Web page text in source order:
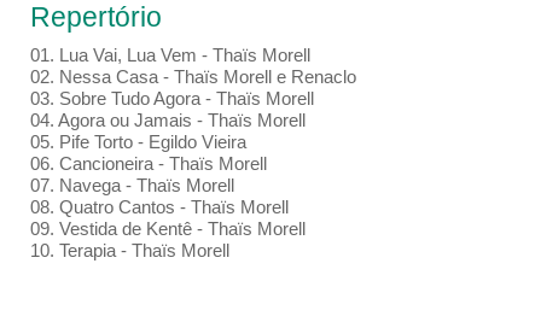
Repertório
01. Lua Vai, Lua Vem - Thaïs Morell
02. Nessa Casa - Thaïs Morell e Renaclo
03. Sobre Tudo Agora - Thaïs Morell
04. Agora ou Jamais - Thaïs Morell
05. Pife Torto - Egildo Vieira
06. Cancioneira - Thaïs Morell
07. Navega - Thaïs Morell
08. Quatro Cantos - Thaïs Morell
09. Vestida de Kentê - Thaïs Morell
10. Terapia - Thaïs Morell